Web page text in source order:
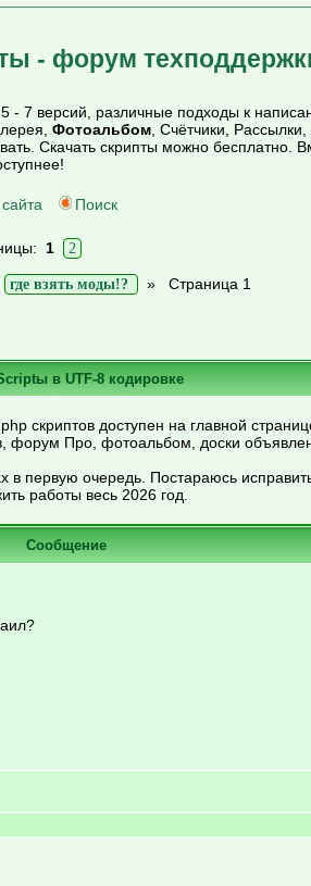
- форум
версий, различные подходы к
Фотоальбом, Счётчики,
Скачать скрипты можно бесплатно.
Поиск
1 2
где взять моды!? » Страница 1
в UTF-8 кодировке
скриптов доступен на главной
форум Про, фотоальбом, доски
в первую очередь. Постараюсь
работы весь 2026 год.
Сообщение